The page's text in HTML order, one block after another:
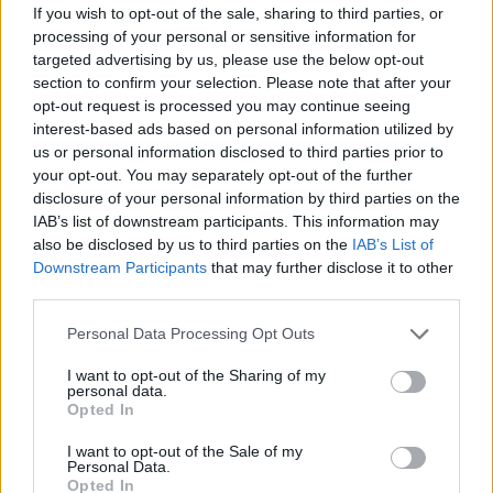
If you wish to opt-out of the sale, sharing to third parties, or
processing of your personal or sensitive information for
targeted advertising by us, please use the below opt-out
section to confirm your selection. Please note that after your
opt-out request is processed you may continue seeing
interest-based ads based on personal information utilized by
us or personal information disclosed to third parties prior to
your opt-out. You may separately opt-out of the further
disclosure of your personal information by third parties on the
IAB’s list of downstream participants. This information may
also be disclosed by us to third parties on the IAB’s List of
Downstream Participants that may further disclose it to other
Personal Data Processing Opt Outs
I want to opt-out of the Sharing of my
personal data.
Opted In
I want to opt-out of the Sale of my
Personal Data.
Opted In
διενεργήθηκαν οι εξετάσεις,
Υπεύθυνη δήλωση του συνταγογραφούντα
ιατρού, ότι έχει συνταγογραφήσει τις
εξετάσεις,
Το παραπεμπτικό υπογεγραμμένο από το
συνταγογραφούντα ιατρό και τον ασθενή
και
Την αίτηση/ένσταση του νόμιμου
εκπροσώπου του διαγνωστικού
εργαστηρίου το οποίο υποβάλλει την
ένσταση.
“Και όλα αυτά να βρεθούν και να κατατεθούν στην
Περιφερειακή Δ/νση που υπάγεται το διαγνωστικό
εργαστήριοσε 3 εργάσιμες ημέρες!
Αντιλαμβάνεστε
ότι πολλές φορές είναι αδύνατον να έρθουμε σε
επικοινωνία με τον ασθενή ή με τον
συνταγογραφούντα ιατρό και πολλές φορές είτε η